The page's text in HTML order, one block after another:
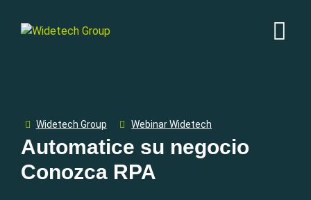
Widetech Group Webinar Widetech
Automatice su negocio
Conozca RPA